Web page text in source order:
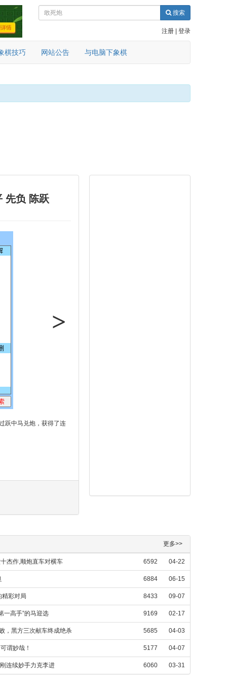
搜索
注册 登录
棋技巧 网站公告 与电脑下象棋
先负 陈跃
跃中马兑炮，获得了连
>
更多>>
杰作,顺炮直车对横车 6592 04-22
6884 06-15
精彩对局 8433 09-07
一高手”的马迎选 9169 02-17
，黑方三次献车终成绝杀 5685 04-03
谓妙哉！ 5177 04-07
连续妙手力克李进 6060 03-31